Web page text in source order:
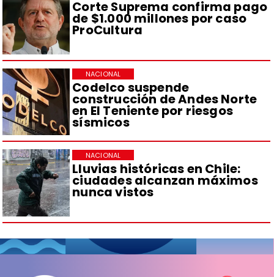
Corte Suprema confirma pago
de $1.000 millones por caso
ProCultura
Codelco suspende
construcción de Andes Norte
en El Teniente por riesgos
sísmicos
NACIONAL
Lluvias históricas en Chile:
ciudades alcanzan máximos
nunca vistos
NACIONAL